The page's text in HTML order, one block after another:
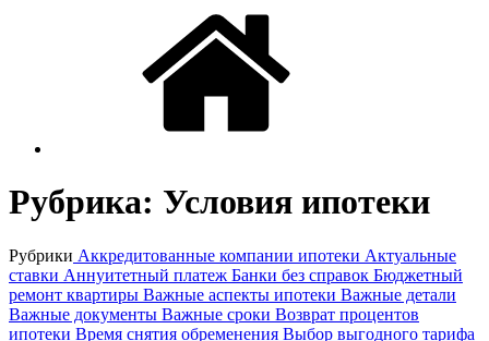
Рубрика: Условия ипотеки
Рубрики Аккредитованные компании ипотеки Актуальные
ставки Аннуитетный платеж Банки без справок Бюджетный
ремонт квартиры Важные аспекты ипотеки Важные детали
Важные документы Важные сроки Возврат процентов
ипотеки Время снятия обременения Выбор выгодного тарифа